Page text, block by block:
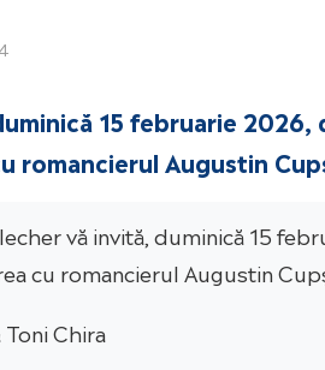
15 februarie 2026,
romancierul Augustin
vă invită, duminică 15
cu romancierul Augustin
Chira